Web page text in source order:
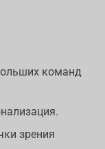
команд
зрения